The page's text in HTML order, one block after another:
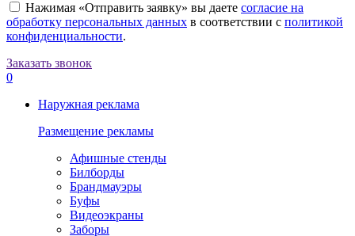
Нажимая «Отправить заявку» вы даете согласие на
обработку персональных данных в соответствии с политикой
конфиденциальности.
Заказать звонок
0
Наружная реклама
Размещение рекламы
Афишные стенды
Билборды
Брандмауэры
Буфы
Видеоэкраны
Заборы